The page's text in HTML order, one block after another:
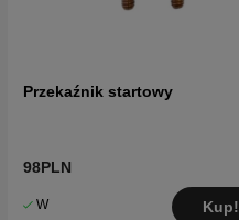
Przekaźnik startowy
98PLN
W
Kup!